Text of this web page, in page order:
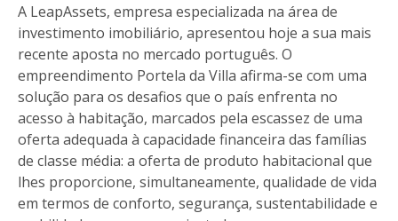
A LeapAssets, empresa especializada na área de
investimento imobiliário, apresentou hoje a sua mais
recente aposta no mercado português. O
empreendimento Portela da Villa afirma-se com uma
solução para os desafios que o país enfrenta no
acesso à habitação, marcados pela escassez de uma
oferta adequada à capacidade financeira das famílias
de classe média: a oferta de produto habitacional que
lhes proporcione, simultaneamente, qualidade de vida
em termos de conforto, segurança, sustentabilidade e